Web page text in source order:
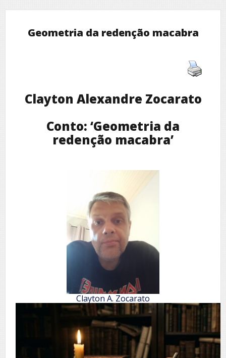
Geometria da redenção macabra
Clayton Alexandre Zocarato
Conto: ‘Geometria da
redenção macabra’
Clayton A. Zocarato